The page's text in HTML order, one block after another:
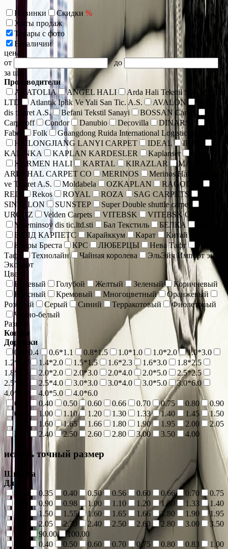
Новинки Скидки %
Хиты продаж
Товары с фото
В наличии
цена
от
до
за шт.
Производители
ANATOLIA
ANGEL HALI
Arda Hali Tekstil San. Ve Tic.
LTD
Atlantik Iplik Ve Yali San Tic. A.S. AVALON
dis ticaret A.S.
Befani Tekstil Sanayi
BOSSAN Carpet
Carpetoff
Condor Danubio Decovilla
DINARSU
Faber
Folk
Guangdong Ruida International Logistics Co., Ltd.
HEILONGJIANG LANYI CARPET
IDEAL
IRAN
KALINKA
KAPLAN KARDESLER Kaplanser
KARAT
KARMEN HALI
KARTAL KIRAZLAR
MASHAD
ARDEHAL CARPET CO
MERINOS
Merinos Hall Sanayi
ve Ticaret A.S.
Moldabela OZKAPLAN
RAGOLLE
REIS
Rekos ROYAL ROZA
SAG CARPETS
SINTELON
SUNSTEP
Super Double shuttle carpet
URGAZ
Velden Carpets VITEBSK
VITEBSK CARPETS
Yaseminsoy dis tic.ltd.sti
Бал Текстиль БЕЛКА
ВЕЛД КАРПЕТС
Карайккум Карат
Китай коврики
Ковры Бреста
КРС ЛЮБЕРЦЫ Нева Тафт
Роял
Тафт
Технолайн Чайная королева
ЭльЭйч Импорт энд
Экспорт
Цвет
Бежевый
Голубой Желтый Зеленый
Коричневый
Красный
Кремовый Многоцветный
Оранжевый
Розовый
Серый Синий Терракотовый
Фиолетовый
Черно-белый
Размер
Ковры
Дорожки
0.4*0.4
0.6*1.1 0.8*1.5 1.0*1.0 1.0*2.0
1.0*3.0
1.2*1.7
1.4*2.0 1.5*1.5 1.6*2.3 1.6*3.0
1.8*2.5
1.8*3.5
2.0*2.0 2.0*3.0 2.0*4.0 2.0*5.0
2.5*2.5
2.5*3.5
2.5*4.0 3.0*3.0 3.0*4.0 3.0*5.0
3.0*6.0
4.0*4.0
4.0*5.0
4.0*6.0
0.30
0.40 0.50 0.60 0.66 0.70 0.75 0.80
0.90
0.98
1.00 1.10 1.20 1.30 1.33 1.40 1.45
1.50
1.55
1.60 1.65 1.66 1.80 1.90 1.95 2.00
2.05
2.30
2.40 2.50 2.60 2.80 3.00 3.50 4.00
искать точный размер
Ширина
Длина
0.30
0.35 0.40 0.50 0.56 0.60 0.66 0.70
0.75
0.80
0.90 0.98 1.00 1.10 1.20 1.30 1.33
1.40
1.45
1.50 1.55 1.60 1.65 1.66 1.80 1.90
1.95
2.00
2.05 2.30 2.40 2.50 2.60 2.80 3.00
3.50
90.00
100.00
0.40 0.50 0.60 0.70 0.75 0.80 0.83
1.00